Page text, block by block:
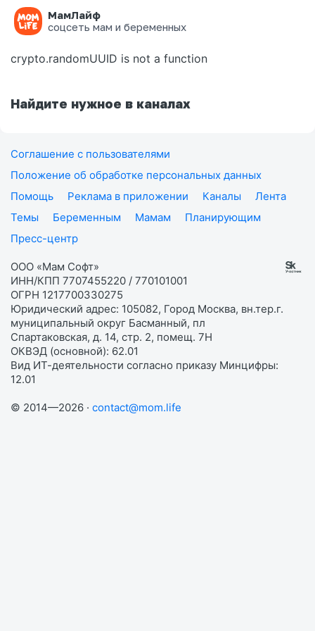
МамЛайф
соцсеть мам и беременных
Ошибка на странице
crypto.randomUUID is not a function
Найдите нужное в каналах
Соглашение с пользователями
Положение об обработке персональных данных
Помощь
Реклама в приложении Каналы
Лента
Темы
Беременным Мамам
Планирующим
Пресс-центр
ООО «Мам Софт»
ИНН/КПП 7707455220 / 770101001
ОГРН 1217700330275
Юридический адрес: 105082, Город Москва, вн.тер.г.
муниципальный округ Басманный, пл
Спартаковская, д. 14, стр. 2, помещ. 7Н
ОКВЭД (основной): 62.01
Вид ИТ-деятельности согласно приказу Минцифры:
12.01
© 2014—2026 · contact@mom.life